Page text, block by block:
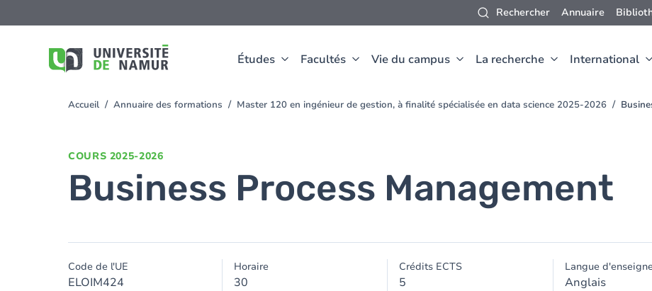
Rechercher Annuaire
Études Facultés Vie du campus La recherche International
au
You
Accueil Annuaire des formations Master 120 en ingénieur de gestion, à finalité spécialisée en data science 2025-2026
COURS 2025-2026
Business Process Management
Code de l'UE
ELOIM424
Horaire
30
Crédits ECTS
5
Langue
Anglais